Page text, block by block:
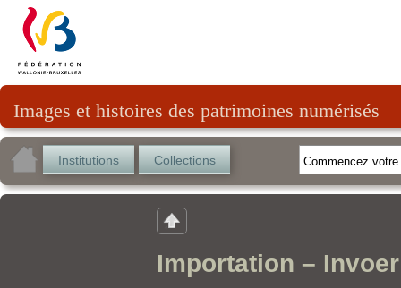
Images et histoires des patrimoines numérisés
Institutions Collections
Importation – Invoer